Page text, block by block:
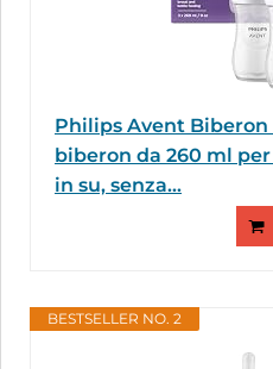
Philips Avent Biberon
biberon da 260 ml
in su, senza...
BESTSELLER NO. 2